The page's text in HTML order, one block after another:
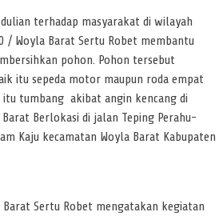
terhadap masyarakat di wilayah
/ Woyla Barat Sertu Robet membantu
pohon. Pohon tersebut
itu sepeda motor maupun roda empat
tumbang akibat angin kencang di
Berlokasi di jalan Teping Perahu-
Kaju kecamatan Woyla Barat Kabupaten
Sertu Robet mengatakan kegiatan